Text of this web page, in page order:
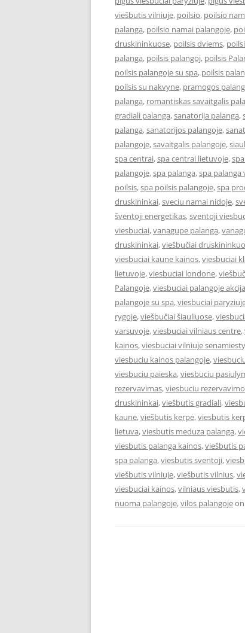
viešbutis vilniuje, poilsio, poilsio
palanga, poilsio namai palangoje,
druskininkuose, poilsis dviems,
palanga, poilsis palangoj, poilsis
poilsis palangoje su spa, poilsis
poilsis su nakvyne, pramogos
palanga, romantiskas savaitgalis
gradiali palanga,sanatorija palanga,
palanga,sanatorijos palangoje,
palangoje,savaitgalis palangoje,
spa centrai,spa centrai lietuvoje,
palangoje,spa palanga,spa palanga
poilsis,spa poilsis palangoje,spa
druskininkai,sveciu namai nidoje,
šventoji energetikas,sventoji
viesbuciai,vanagupe palanga,
druskininkai,viešbučiai
viesbuciai kaune kainos,viesbuciai
lietuvoje,viesbuciai londone,
Palangoje,viesbuciai palangoje akcija
palangoje su spa,viesbuciai
rygoje,viešbučiai šiauliuose,
varsuvoje,viesbuciai vilniaus centre,
kainos,viesbuciai vilniuje
viesbuciu kainos palangoje,
viesbuciu paieska,viesbuciu
rezervavimas,viesbuciu
druskininkai,viešbutis gradiali,
kaune,viešbutis kerpė,viesbutis
lietuva,viesbutis meduza palanga,
viesbutis palanga kainos,viešbutis
spa palanga,viesbutis sventoji,
viešbutis vilniuje,viešbutis vilnius,
viesbuciai kainos,vilniaus viesbutis,
nuoma palangoje,vilos palangojeon